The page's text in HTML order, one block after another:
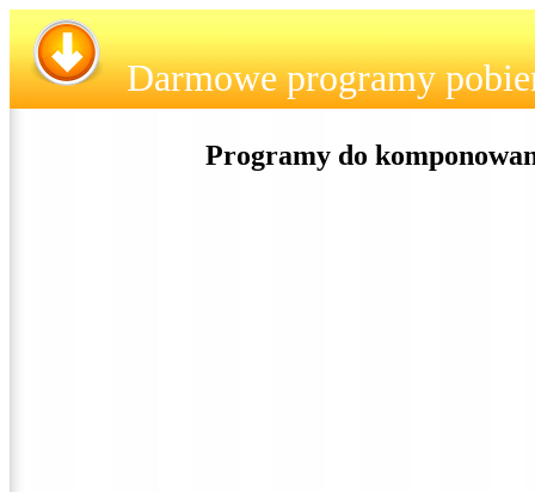
Darmowe programy
Programy do